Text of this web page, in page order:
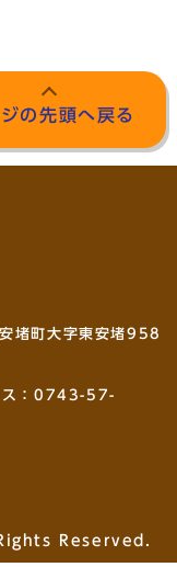
の先頭へ戻る
堵町大字東安堵958
ス：0743-57-
Reserved.